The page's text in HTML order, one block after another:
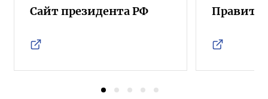
Сайт президента РФ